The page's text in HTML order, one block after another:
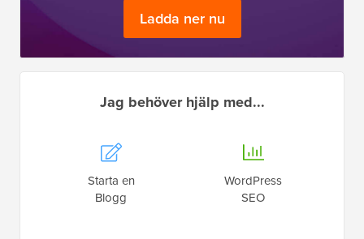
Ladda ner nu
Jag behöver hjälp med...
Starta en
Blogg
WordPress
SEO